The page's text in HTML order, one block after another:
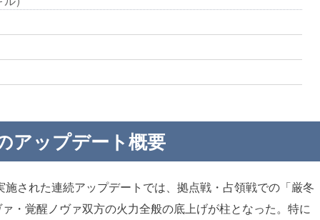
アップデート概要
された連続アップデートでは、拠点戦・占領戦での「厳冬
・覚醒ノヴァ双方の火力全般の底上げが柱となった。特に